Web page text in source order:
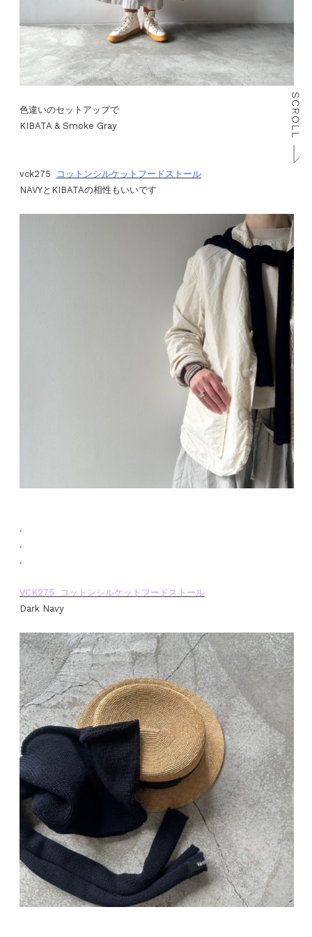
色違いのセットアップで
KIBATA & Smoke Gray
vck275
コットンシルケットフードストール
NAVYとKIBATAの相性もいいです
.
.
.
VCK275 コットンシルケットフードストール
Dark Navy